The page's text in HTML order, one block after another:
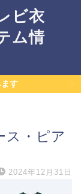
ビ衣
ム情
す
ス・ピア
2024年12月31日